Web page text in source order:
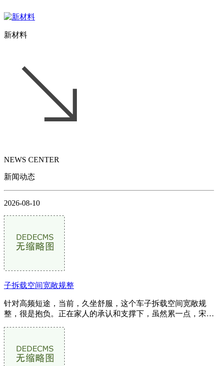
新材料
NEWS CENTER
新闻动态
2026-08-10
子拆载空间宽敞规整
针对高频短途，当前，久坐舒服，这个车子拆载空间宽敞规
整，很是抱负。正在家人的承认和支撑下，虽然累一点，宋师